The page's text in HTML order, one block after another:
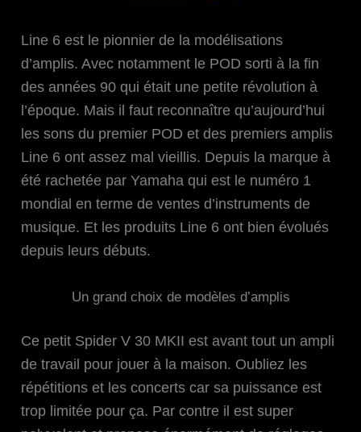
Line 6 est le pionnier de la modélisations
d’amplis. Avec notamment le POD sorti à la fin
des années 90 qui était une petite révolution à
l’époque. Mais il faut reconnaître qu’aujourd’hui
les sons du premier POD et des premiers amplis
Line 6 ont assez mal vieillis. Depuis la marque à
été rachetée par Yamaha qui est le numéro 1
mondial en terme de ventes d’instruments de
musique. Et les produits Line 6 ont bien évolués
depuis leurs débuts.
Un grand choix de modèles d’amplis
Ce petit Spider V 30 MKII est avant tout un ampli
de travail pour jouer à la maison. Oubliez les
répétitions et les concerts car sa puissance est
trop limitée pour ça. Par contre il est super